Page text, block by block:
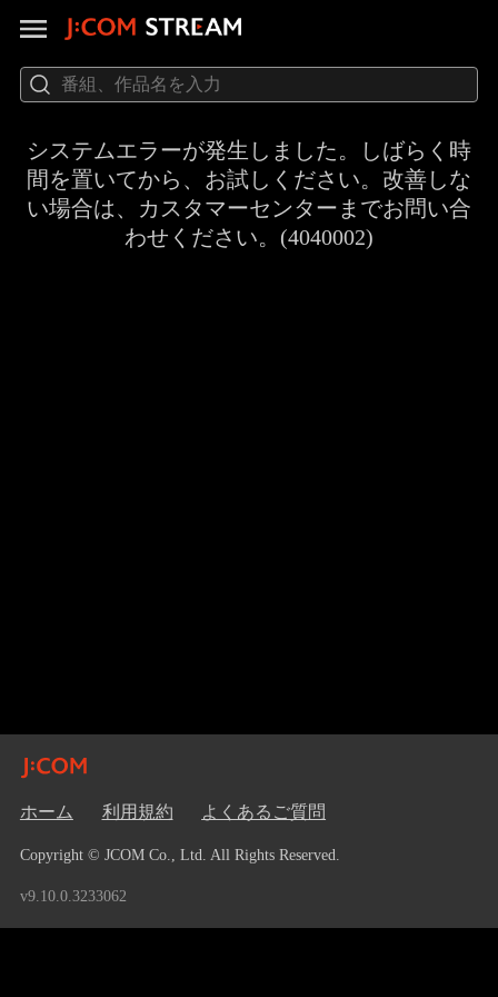
システムエラーが発生しました。しばらく時
間を置いてから、お試しください。改善しな
い場合は、カスタマーセンターまでお問い合
わせください。(4040002)
ホーム 利用規約 よくあるご質問
Copyright © JCOM Co., Ltd. All Rights Reserved.
v9.10.0.3233062